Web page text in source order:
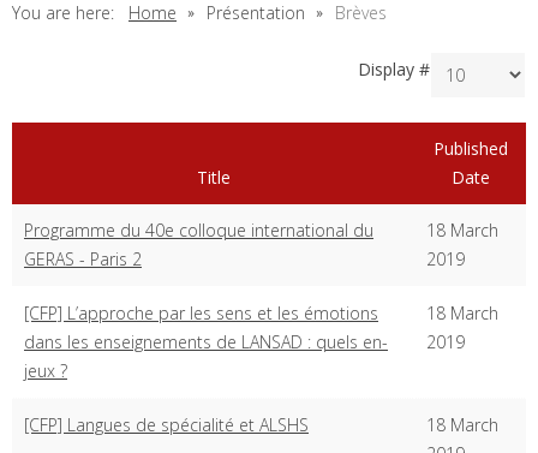
You are here: Home Présentation Brèves
Display #
Title
Published
Date
Programme du 40e colloque international du
GERAS - Paris 2
18 March
2019
[CFP] L’approche par les sens et les émotions
dans les enseignements de LANSAD : quels en-
jeux ?
18 March
2019
[CFP] Langues de spécialité et ALSHS
18 March